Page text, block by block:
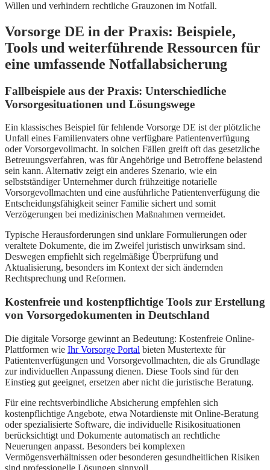
Willen und verhindern rechtliche Grauzonen im Notfall.
Vorsorge DE in der Praxis: Beispiele,
Tools und weiterführende Ressourcen für
eine umfassende Notfallabsicherung
Fallbeispiele aus der Praxis: Unterschiedliche
Vorsorgesituationen und Lösungswege
Ein klassisches Beispiel für fehlende Vorsorge DE ist der plötzliche
Unfall eines Familienvaters ohne verfügbare Patientenverfügung
oder Vorsorgevollmacht. In solchen Fällen greift oft das gesetzliche
Betreuungsverfahren, was für Angehörige und Betroffene belastend
sein kann. Alternativ zeigt ein anderes Szenario, wie ein
selbstständiger Unternehmer durch frühzeitige notarielle
Vorsorgevollmachten und eine ausführliche Patientenverfügung die
Entscheidungsfähigkeit seiner Familie sichert und somit
Verzögerungen bei medizinischen Maßnahmen vermeidet.
Typische Herausforderungen sind unklare Formulierungen oder
veraltete Dokumente, die im Zweifel juristisch unwirksam sind.
Deswegen empfiehlt sich regelmäßige Überprüfung und
Aktualisierung, besonders im Kontext der sich ändernden
Rechtsprechung und Reformen.
Kostenfreie und kostenpflichtige Tools zur Erstellung
von Vorsorgedokumenten in Deutschland
Die digitale Vorsorge gewinnt an Bedeutung: Kostenfreie Online-
Plattformen wie Ihr Vorsorge Portal bieten Mustertexte für
Patientenverfügungen und Vorsorgevollmachten, die als Grundlage
zur individuellen Anpassung dienen. Diese Tools sind für den
Einstieg gut geeignet, ersetzen aber nicht die juristische Beratung.
Für eine rechtsverbindliche Absicherung empfehlen sich
kostenpflichtige Angebote, etwa Notardienste mit Online-Beratung
oder spezialisierte Software, die individuelle Risikosituationen
berücksichtigt und Dokumente automatisch an rechtliche
Neuerungen anpasst. Besonders bei komplexen
Vermögensverhältnissen oder besonderen gesundheitlichen Risiken
sind professionelle Lösungen sinnvoll.